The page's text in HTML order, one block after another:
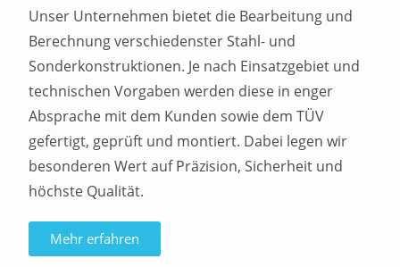
Unser Unternehmen bietet die Bearbeitung und
Berechnung verschiedenster Stahl- und
Sonderkonstruktionen. Je nach Einsatzgebiet und
technischen Vorgaben werden diese in enger
Absprache mit dem Kunden sowie dem TÜV
gefertigt, geprüft und montiert. Dabei legen wir
besonderen Wert auf Präzision, Sicherheit und
höchste Qualität.
Mehr erfahren